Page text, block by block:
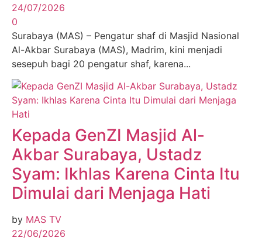
24/07/2026
0
Surabaya (MAS) – Pengatur shaf di Masjid Nasional
Al-Akbar Surabaya (MAS), Madrim, kini menjadi
sesepuh bagi 20 pengatur shaf, karena...
Kepada GenZI Masjid Al-
Akbar Surabaya, Ustadz
Syam: Ikhlas Karena Cinta Itu
Dimulai dari Menjaga Hati
by MAS TV
22/06/2026